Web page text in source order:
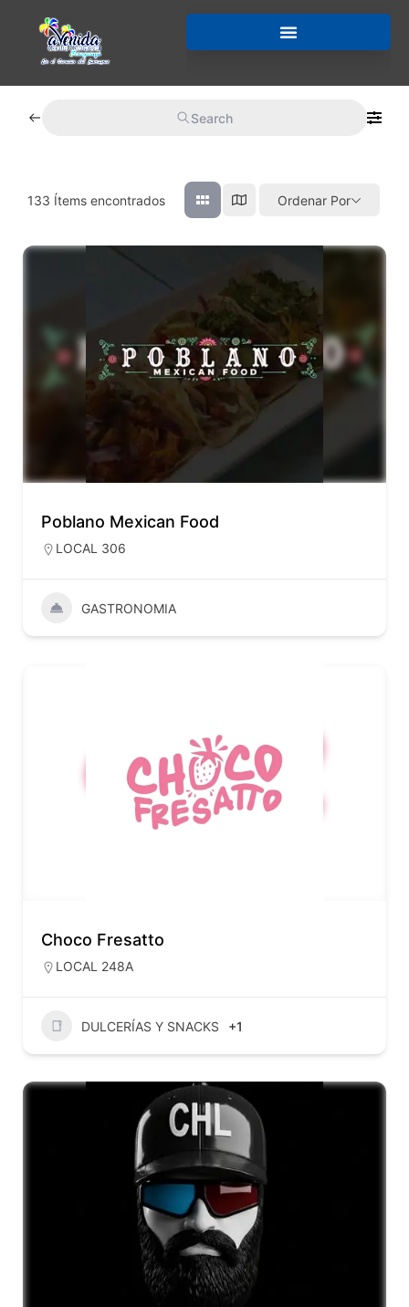
Search
133 Ítems encontrados Ordenar Por
Poblano Mexican Food
LOCAL 306
GASTRONOMIA
Choco Fresatto
LOCAL 248A
DULCERÍAS Y SNACKS +1